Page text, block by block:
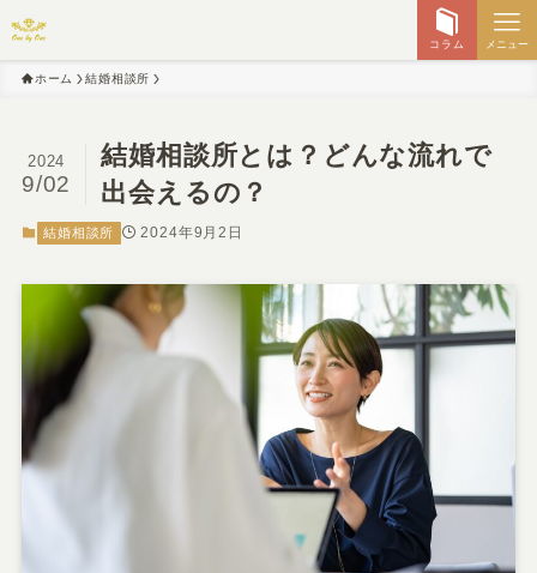
コラム メニュー
ホーム 結婚相談所
結婚相談所とは？どんな流れで
出会えるの？
2024
9/02
結婚相談所 2024年9月2日